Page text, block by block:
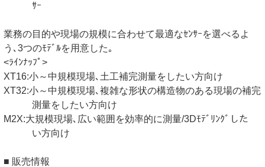
ｻｰ
業務の目的や現場の規模に合わせて最適なｾﾝｻｰを選べるよ
う､3つのﾓﾃﾞﾙを用意した｡
<ﾗｲﾝﾅｯﾌﾟ>
XT16:小～中規模現場､土工補完測量をしたい方向け
XT32:小～中規模現場､複雑な形状の構造物のある現場の補完
測量をしたい方向け
M2X:大規模現場､広い範囲を効率的に測量/3Dﾓﾃﾞﾘﾝｸﾞした
い方向け
■ 販売情報